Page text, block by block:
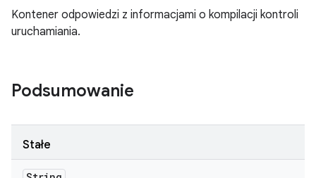
Kontener odpowiedzi z informacjami o kompilacji kontroli
uruchamiania.
Podsumowanie
Stałe